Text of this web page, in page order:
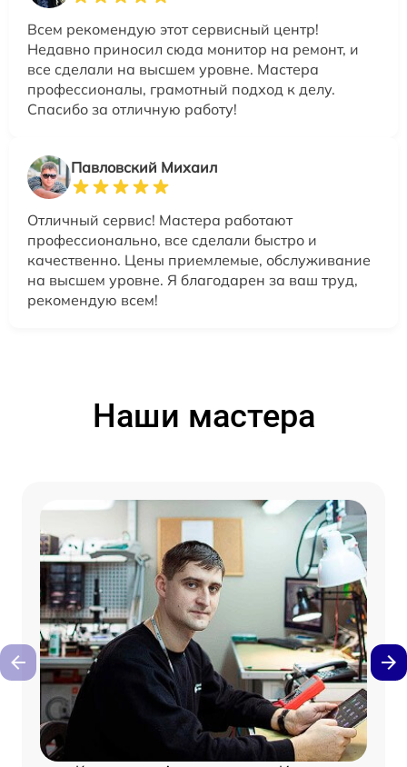
Всем рекомендую этот сервисный центр!
Недавно приносил сюда монитор на ремонт, и
все сделали на высшем уровне. Мастера
профессионалы, грамотный подход к делу.
Спасибо за отличную работу!
Павловский Михаил
Отличный сервис! Мастера работают
профессионально, все сделали быстро и
качественно. Цены приемлемые, обслуживание
на высшем уровне. Я благодарен за ваш труд,
рекомендую всем!
Наши мастера